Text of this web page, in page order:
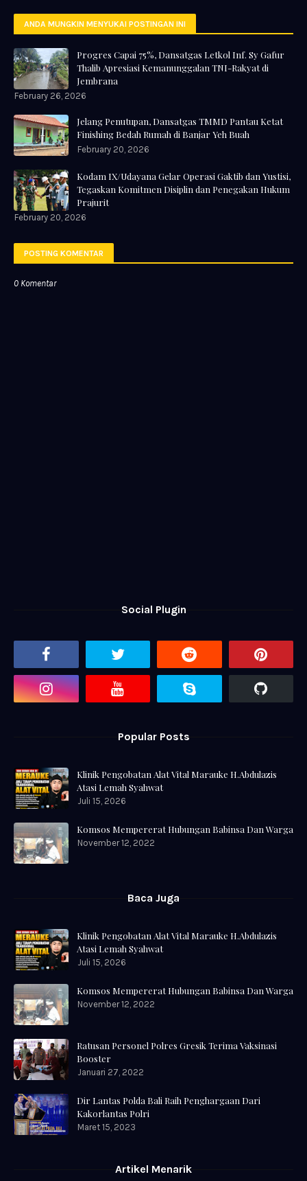
ANDA MUNGKIN MENYUKAI POSTINGAN INI
Progres Capai 75%, Dansatgas Letkol Inf. Sy Gafur
Thalib Apresiasi Kemanunggalan TNI-Rakyat di
Jembrana
February 26, 2026
Jelang Penutupan, Dansatgas TMMD Pantau Ketat
Finishing Bedah Rumah di Banjar Yeh Buah
February 20, 2026
Kodam IX/Udayana Gelar Operasi Gaktib dan Yustisi,
Tegaskan Komitmen Disiplin dan Penegakan Hukum
Prajurit
February 20, 2026
POSTING KOMENTAR
0 Komentar
Social Plugin
Popular Posts
Klinik Pengobatan Alat Vital Marauke H.Abdulazis
Atasi Lemah Syahwat
Juli 15, 2026
Komsos Mempererat Hubungan Babinsa Dan Warga
November 12, 2022
Baca Juga
Klinik Pengobatan Alat Vital Marauke H.Abdulazis
Atasi Lemah Syahwat
Juli 15, 2026
Komsos Mempererat Hubungan Babinsa Dan Warga
November 12, 2022
Ratusan Personel Polres Gresik Terima Vaksinasi
Booster
Januari 27, 2022
Dir Lantas Polda Bali Raih Penghargaan Dari
Kakorlantas Polri
Maret 15, 2023
Artikel Menarik